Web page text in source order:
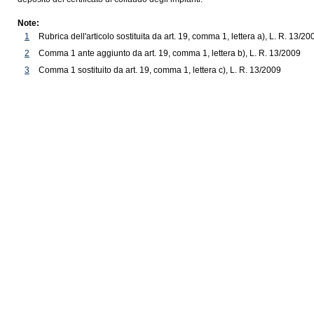
Note:
1
Rubrica dell'articolo sostituita da art. 19, comma 1, lettera a), L. R. 13/
2
Comma 1 ante aggiunto da art. 19, comma 1, lettera b), L. R. 13/2009
3
Comma 1 sostituito da art. 19, comma 1, lettera c), L. R. 13/2009